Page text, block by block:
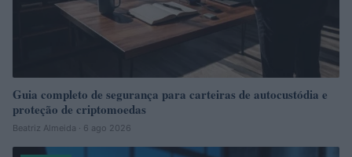
Guia completo de segurança para carteiras de autocustódia e
proteção de criptomoedas
Beatriz Almeida · 6 ago 2026